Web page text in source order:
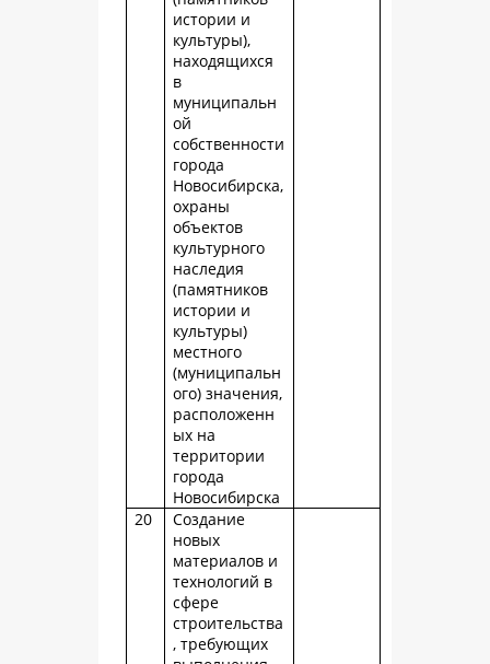
истории и
культуры),
находящихся
в
муниципальн
ой
собственности
города
Новосибирска,
охраны
объектов
культурного
наследия
(памятников
истории и
культуры)
местного
(муниципальн
ого) значения,
расположенн
ых на
территории
города
Новосибирска
20
Создание
новых
материалов и
технологий в
сфере
строительства
, требующих